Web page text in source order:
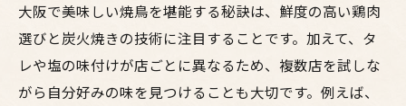
大阪で美味しい焼鳥を堪能する秘訣は、鮮度の高い鶏肉
選びと炭火焼きの技術に注目することです。加えて、タ
レや塩の味付けが店ごとに異なるため、複数店を試しな
がら自分好みの味を見つけることも大切です。例えば、